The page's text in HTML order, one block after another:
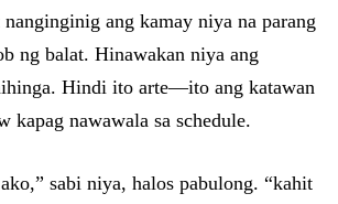
ang kamay niya na parang
ng balat. Hinawakan niya ang
Hindi ito arte—ito ang katawan
kapag nawawala sa schedule.
sabi niya, halos pabulong. “kahit